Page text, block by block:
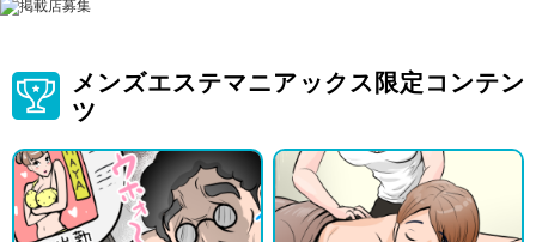
メンズエステマニアックス限定コンテン
ツ